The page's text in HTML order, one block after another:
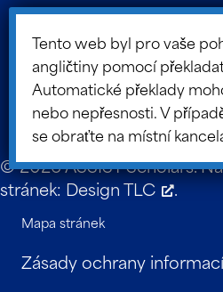
Rodičovský
Portál
Blog
© 2026 ASSIST Scholars.
stránek:Design TLC .
Mapa stránek
Zásady ochrany
Tento web byl pro vaše
angličtiny pomocí
Automatické překlady
nebo nepřesnosti. V
se obraťte na místní